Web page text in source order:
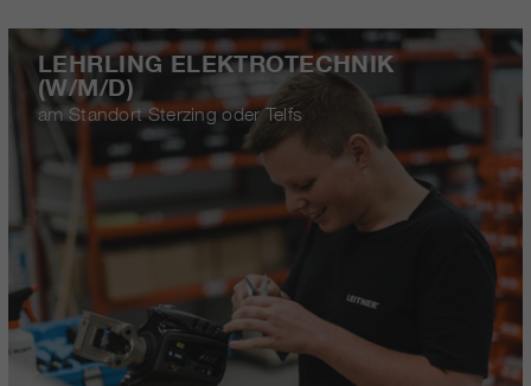
LEHRLING ELEKTROTECHNIK
(W/M/D)
am Standort Sterzing oder Telfs